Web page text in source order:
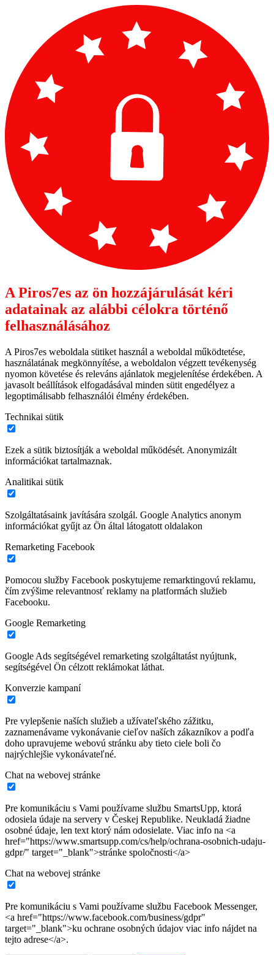
A Piros7es az ön hozzájárulását kéri
adatainak az alábbi célokra történő
felhasználásához
A Piros7es weboldala sütiket használ a weboldal működtetése,
használatának megkönnyítése, a weboldalon végzett tevékenység
nyomon követése és releváns ajánlatok megjelenítése érdekében. A
javasolt beállítások elfogadásával minden sütit engedélyez a
legoptimálisabb felhasználói élmény érdekében.
Technikai sütik
Ezek a sütik biztosítják a weboldal működését. Anonymizált
információkat tartalmaznak.
Analitikai sütik
Szolgáltatásaink javítására szolgál. Google Analytics anonym
információkat gyűjt az Ön által látogatott oldalakon
Remarketing Facebook
Pomocou služby Facebook poskytujeme remarktingovú reklamu,
čím zvýšime relevantnosť reklamy na platformách služieb
Facebooku.
Google Remarketing
Google Ads segítségével remarketing szolgáltatást nyújtunk,
segítségével Ön célzott reklámokat láthat.
Konverzie kampaní
Pre vylepšenie naších služieb a užívateľského zážitku,
zaznamenávame vykonávanie cieľov naších zákazníkov a podľa
doho upravujeme webovú stránku aby tieto ciele boli čo
najrýchlejšie vykonávateľné.
Chat na webovej stránke
Pre komunikáciu s Vami používame službu SmartsUpp, ktorá
odosiela údaje na servery v Českej Republike. Neukladá žiadne
osobné údaje, len text ktorý nám odosielate. Viac info na <a
href="https://www.smartsupp.com/cs/help/ochrana-osobnich-udaju-
gdpr/" target="_blank">stránke spoločnosti</a>
Chat na webovej stránke
Pre komunikáciu s Vami používame službu Facebook Messenger,
<a href="https://www.facebook.com/business/gdpr"
target="_blank">ku ochrane osobných údajov viac info nájdet na
tejto adrese</a>.